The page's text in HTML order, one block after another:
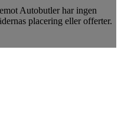
Autobutler har ingen
placering eller offerter.